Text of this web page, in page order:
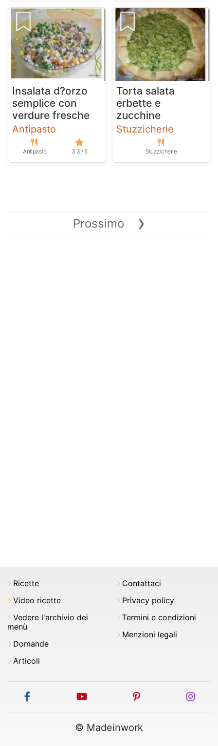
Insalata d?orzo
semplice con
verdure fresche
Antipasto
Antipasto 3.3 / 5
Torta salata
erbette e
zucchine
Stuzzicherie
Stuzzicherie
Prossimo ›
Ricette
Video ricette
Vedere l'archivio dei
menù
Domande
Articoli
Contattaci
Privacy policy
Termini e condizioni
Menzioni legali
facebook youtube pinterest
© Madeinwork